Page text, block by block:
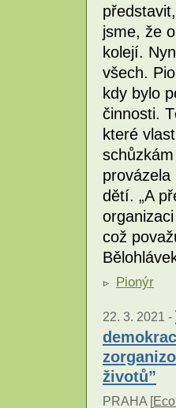
jsme, že
kolejí.
všech.
kdy bylo
činnosti.
které
dětí. „A
což
Pionýr
22. 3. 2021 -
životů”
PRAHA [